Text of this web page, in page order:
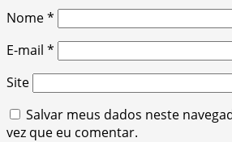
Nome*
E-mail *
Site
Salvar meus dados neste
vez que eu comentar.